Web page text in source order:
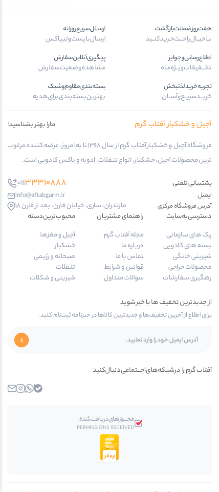
هفت‌روز‌ضمانت‌بازگشت
بــا‌خیــال‌راحـــت‌خـرید‌کنــید
ارســال‌سریع‌روزانه
ارسال‌با‌پست‌و‌تیپاکس
اطلاع‌رسانی‌و‌جوایز
تخـــفیفات‌ویــژه‌مـاه
پیگیری‌آنلاین‌سفارش
مشاهده‌وضعیت‌سفارش
تجربه‌خرید‌لذتبخش
خریــد‌سریـع‌و‌آســان
بسته‌بندی‌مقاوم‌وشیک
بهترین‌بسته‌بندی‌برای‌هدیه
آجیل و خشکبار آفتاب گرم
مارا بهتر بشناسید!
فروشگاه آجیل و خشکبار آفتاب گرم از سال 1368 تا به امروز، عرضه کننده مرغوب
ترین محصولات آجیل، خشکبار، انواع تنقلات، ادویه و باکس کادویی است.
پشتیبانی تلفنی 01133310888
ایمیل
info@aftabgarm.ir
آدرس‌ فروشگاه مرکزی
مازندران، ساری، خیابان قارن، بعد از قارن 18
دسترسی‌به‌سایت
پک های سازمانی
بسته های کادویی
شیرینی خانگی
محصولات حراجی
رهگیری سفارشات
راهنمای مشتریان
مجله آفتاب گرم
درباره ما
تماس با ما
قوانین و شرایط
سوالات متداول
محبوب‌ترین‌دسته‌
آجیل و مغزها
خشکبار
صبحانه و رژیمی
تنقلات
شیرینی و شکلات
از جدیدترین تخفیف ها با خبر شوید
برای اطلاع از آخرین تخفیف‌ها و جدیدترین کالاها در خبرنامه ثبت‌نام کنید.
آفتاب گرم را در‌‌شبـکه‌های‌اجـــتماعی‌دنبال‌کنید
واتساپ
اینستاگرامایمیل
مجـــوز‌های‌دریافت‌شده
PERMISSIONS RECEIVED